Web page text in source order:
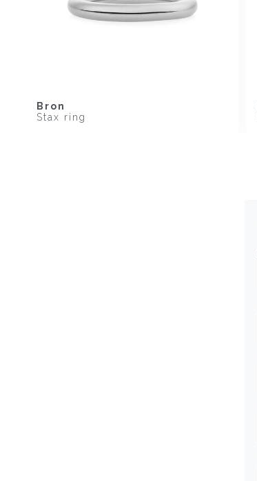
Bron
Stax ring